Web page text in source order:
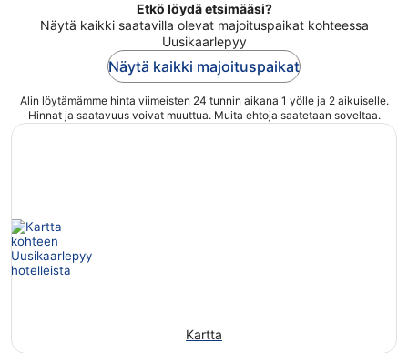
Etkö löydä etsimääsi?
Näytä kaikki saatavilla olevat majoituspaikat kohteessa
Uusikaarlepyy
Näytä kaikki majoituspaikat
Alin löytämämme hinta viimeisten 24 tunnin aikana 1 yölle ja 2 aikuiselle.
Hinnat ja saatavuus voivat muuttua. Muita ehtoja saatetaan soveltaa.
Kartta